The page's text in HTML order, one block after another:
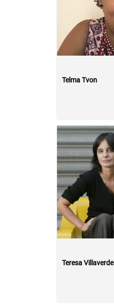
Telma Tvon
Teresa Villaverde